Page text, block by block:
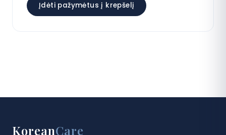
Įdėti pažymėtus į krepšelį
KoreanCare